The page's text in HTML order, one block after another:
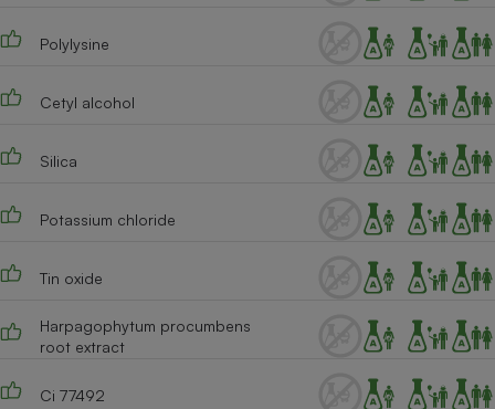
Polylysine
Cetyl alcohol
Silica
Potassium chloride
Tin oxide
Harpagophytum procumbens
root extract
Ci 77492